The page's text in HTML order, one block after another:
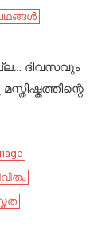
ദിവസവും